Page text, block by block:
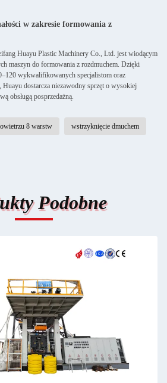
w zakresie formowania z
Huayu Plastic Machinery Co., Ltd. jest wiodącym
maszyn do formowania z rozdmuchem. Dzięki
wykwalifikowanych specjalistom oraz
dostarcza niezawodny sprzęt o wysokiej
obsługą posprzedażną.
8 warstw wstrzyknięcie dmuchem
Podobne